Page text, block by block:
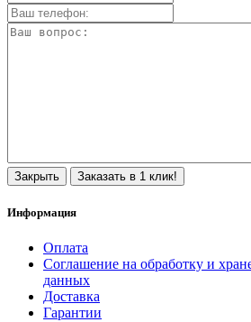
Закрыть Заказать в 1 клик!
Информация
Оплата
Соглашение на обработку и
данных
Доставка
Гарантии